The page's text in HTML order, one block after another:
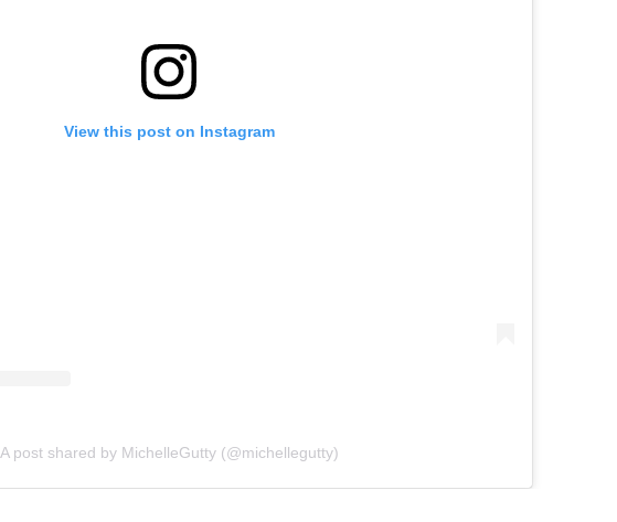
View this post on Instagram
A post shared by MichelleGutty (@michellegutty)